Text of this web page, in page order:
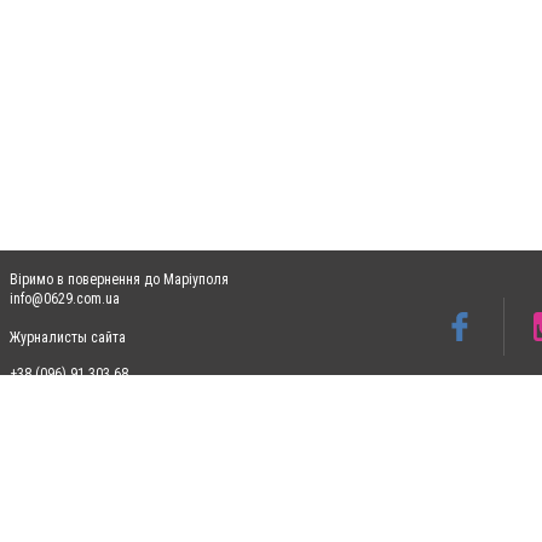
Віримо в повернення до Маріуполя
info@0629.com.ua
Журналисты сайта
+38 (096) 91 303 68